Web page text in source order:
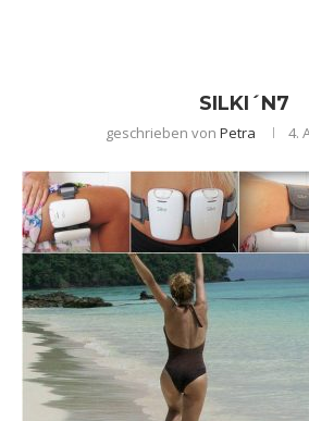
SILKI´N7
geschrieben von Petra 4.